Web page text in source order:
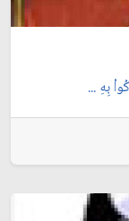
بِهِ ...